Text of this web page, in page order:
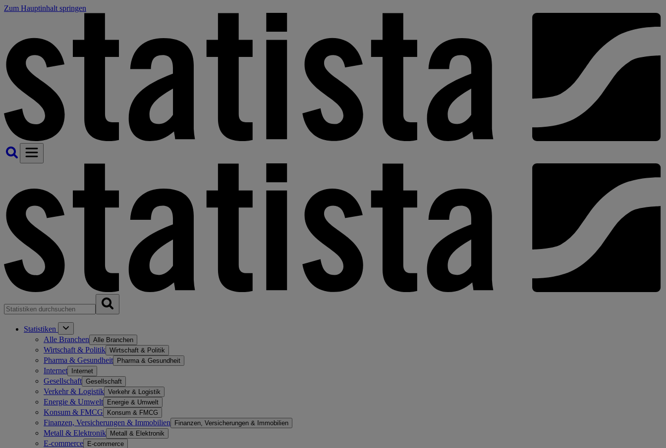
Zum Hauptinhalt springen
Statistiken
Alle Branchen Alle Branchen
Wirtschaft & Politik Wirtschaft & Politik
Pharma & Gesundheit Pharma & Gesundheit
Internet Internet
Gesellschaft Gesellschaft
Verkehr & Logistik Verkehr & Logistik
Energie & Umwelt Energie & Umwelt
Konsum & FMCG Konsum & FMCG
Finanzen, Versicherungen & Immobilien Finanzen, Versicherungen & Immobilien
Metall & Elektronik Metall & Elektronik
E-commerce E-commerce